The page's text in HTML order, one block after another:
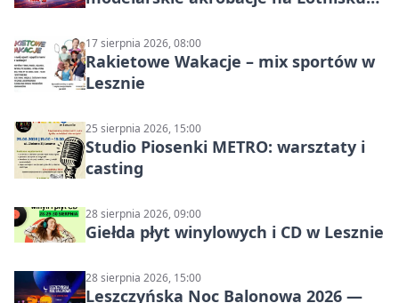
17 sierpnia 2026, 08:00
Rakietowe Wakacje – mix sportów w
Lesznie
25 sierpnia 2026, 15:00
Studio Piosenki METRO: warsztaty i
casting
28 sierpnia 2026, 09:00
Giełda płyt winylowych i CD w Lesznie
28 sierpnia 2026, 15:00
Leszczyńska Noc Balonowa 2026 —